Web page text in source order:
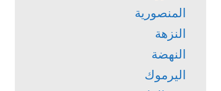
المنصورية
النزهة
النهضة
اليرموك